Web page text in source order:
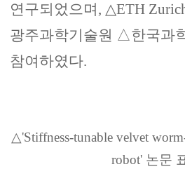
연구되었으며 , △ETH
광주과학기술원 △한국과
참여하였다.
△'Stiffness-tunable velvet
robot' 논문